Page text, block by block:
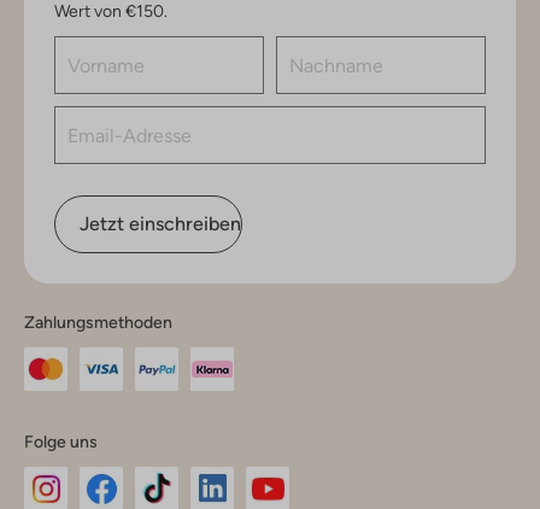
Wert von €150.
Jetzt einschreiben
Zahlungsmethoden
Folge uns